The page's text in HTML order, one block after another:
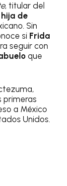
, titular del
de
Sin
si Frida
seguir con
que
primeras
a México
Unidos.